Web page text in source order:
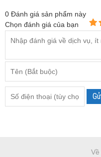
0 Đánh giá sản phẩm này
Chọn đánh giá của bạn
Về